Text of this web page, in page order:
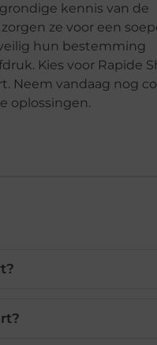
kennis van de
ze voor een
hun bestemming
Kies voor Rapide
Neem vandaag nog
oplossingen.